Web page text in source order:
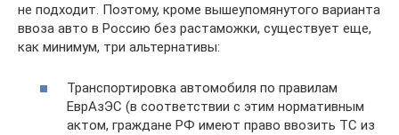
не подходит. Поэтому, кроме вышеупомянутого варианта
ввоза авто в Россию без растаможки, существует еще,
как минимум, три альтернативы:
Транспортировка автомобиля по правилам
ЕврАзЭС (в соответствии с этим нормативным
актом, граждане РФ имеют право ввозить ТС из